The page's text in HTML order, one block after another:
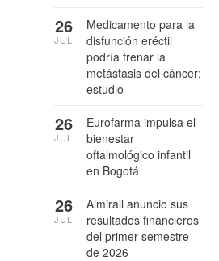
Medicamento para la
disfunción eréctil
podría frenar la
metástasis del cáncer:
estudio
26
JUL
Eurofarma impulsa el
bienestar
oftalmológico infantil
en Bogotá
26
JUL
Almirall anuncio sus
resultados financieros
del primer semestre
de 2026
26
JUL